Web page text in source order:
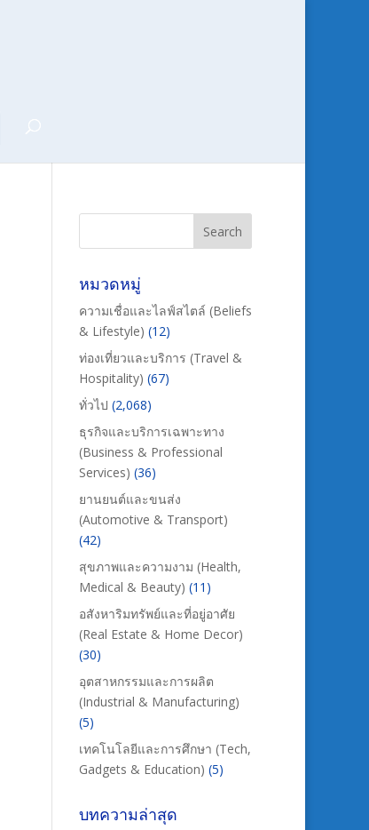
หมวดหมู่
ความเชื่อและไลฟ์สไตล์ (Beliefs
& Lifestyle) (12)
ท่องเที่ยวและบริการ (Travel &
Hospitality) (67)
ทั่วไป (2,068)
ธุรกิจและบริการเฉพาะทาง
(Business & Professional
Services) (36)
ยานยนต์และขนส่ง
(Automotive & Transport)
(42)
สุขภาพและความงาม (Health,
Medical & Beauty) (11)
อสังหาริมทรัพย์และที่อยู่อาศัย
(Real Estate & Home Decor)
(30)
อุตสาหกรรมและการผลิต
(Industrial & Manufacturing)
(5)
เทคโนโลยีและการศึกษา (Tech,
Gadgets & Education) (5)
บทความล่าสุด